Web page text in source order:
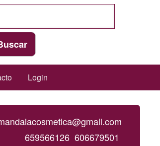
Login
659566126 606679501